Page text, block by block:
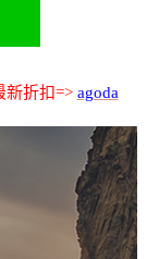
新折扣=> agoda